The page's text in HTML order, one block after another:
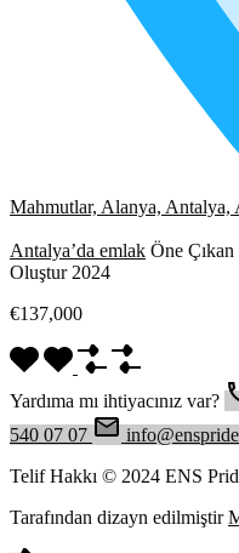
Mahmutlar, Alanya,
Antalya’da emlak Öne Çıkan
Oluştur 2024
€137,000
Yardıma mı ihtiyacınız var?
540 07 07
Telif Hakkı © 2024 ENS
Tarafından dizayn edilmiştir